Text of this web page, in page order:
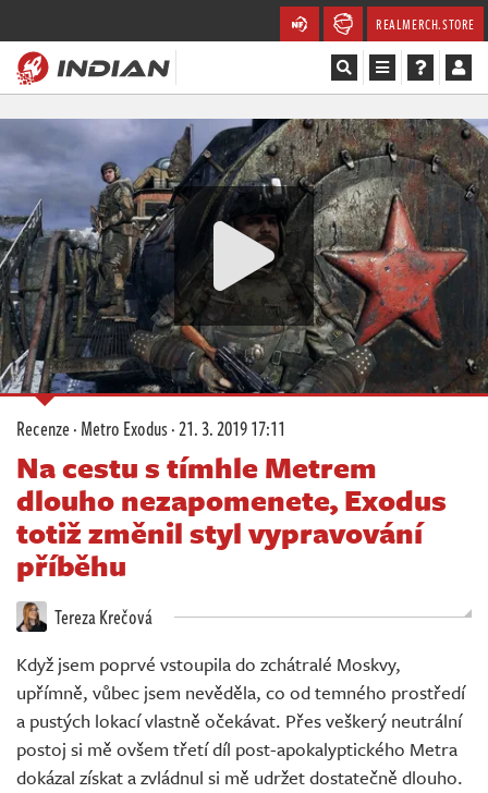
REALMERCH.STORE
Magazín
Recenze
Videa
Soutěže
Databáze
Komunita
Redakce
Živě
Recenze·Metro Exodus·21. 3. 2019 17:11
Na cestu s tímhle Metrem
dlouho nezapomenete, Exodus
totiž změnil styl vypravování
příběhu
Tereza Krečová
Když jsem poprvé vstoupila do zchátralé Moskvy,
upřímně, vůbec jsem nevěděla, co od temného prostředí
a pustých lokací vlastně očekávat. Přes veškerý neutrální
postoj si mě ovšem třetí díl post-apokalyptického Metra
dokázal získat a zvládnul si mě udržet dostatečně dlouho.